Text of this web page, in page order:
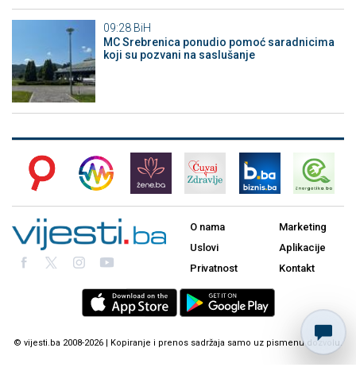
09:28 BiH
MC Srebrenica ponudio pomoć saradnicima
koji su pozvani na saslušanje
O nama
Uslovi
Privatnost
Marketing
Aplikacije
Kontakt
© vijesti.ba 2008-2026 | Kopiranje i prenos sadržaja samo uz pismenu dozvolu.